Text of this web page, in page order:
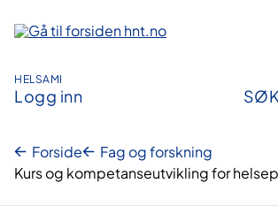
innhold
HELSAMI
Logg inn SØK
Forside
Fag og forskning
Kurs og kompetanseutvikling for